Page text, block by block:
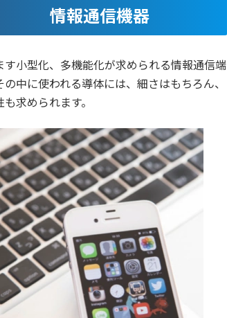
情報通信機器
す小型化、多機能化が求められる情報通信端
の中に使われる導体には、細さはもちろん、
求められます。